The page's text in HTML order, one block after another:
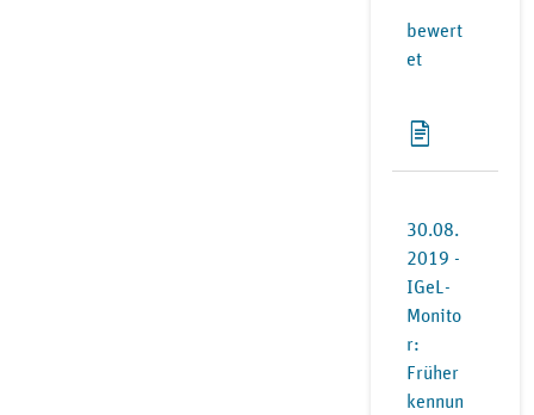
bewert
et
30.08.
2019 -
IGeL-
Monito
r:
Früher
kennun